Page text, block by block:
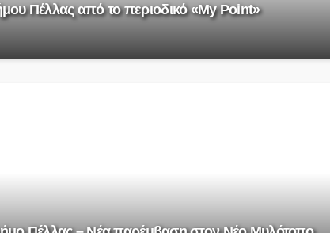
Πέλλας από το περιοδικό «My Point»